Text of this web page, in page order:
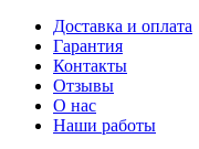
Доставка и оплата
Гарантия
Контакты
Отзывы
О нас
Наши работы